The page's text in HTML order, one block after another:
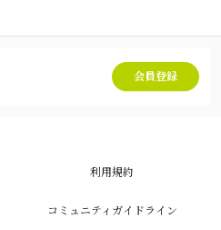
会員登録
利用規約
コミュニティガイドライン